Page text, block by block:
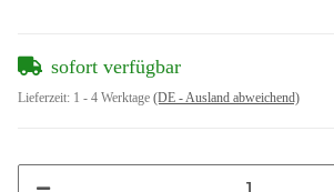
sofort verfügbar
Lieferzeit: 1 - 4 Werktage (DE - Ausland abweichend)